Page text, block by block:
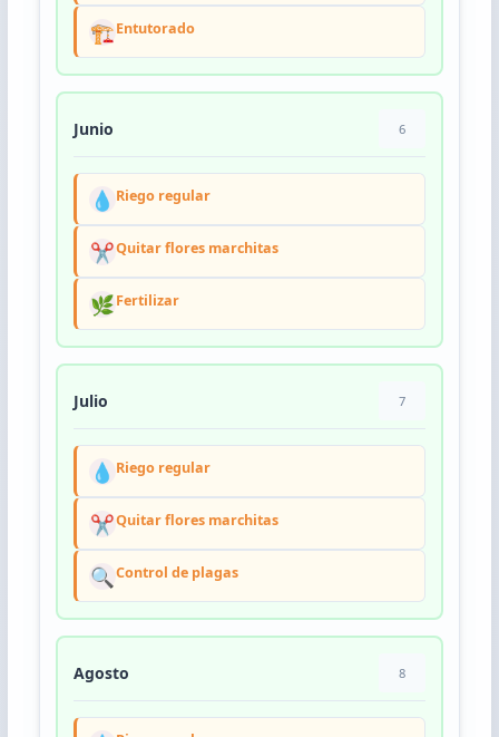
🏗️Entutorado
Junio 6
💧 Riego regular
✂️Quitar flores marchitas
🌿Fertilizar
Julio 7
💧 Riego regular
✂️Quitar flores marchitas
🔍 Control de plagas
Agosto 8